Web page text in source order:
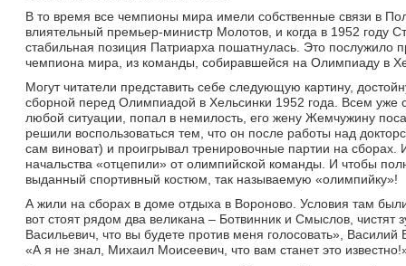
B то время все чемпионы мира имели собственные связи в
влиятельный премьер-министр Молотов, и когда в 1952 году
стабильная позиция Патриарха пошатнулась. Это послужило
чемпиона мира, из команды, собиравшейся на Олимпиаду в
Могут читатели представить себе следующую картину,
сборной перед Олимпиадой в Хельсинки 1952 года. Всем уже
любой ситуации, попал в немилость, его жену Жемчужину
решили воспользоваться тем, что он после работы над
сам виноват) и проигрывал тренировочные партии на
начальства «отцепили» от олимпийской команды. И чтобы
выданный спортивный костюм, так называемую «олимпийку»!
А жили на сборах в доме отдыха в Вороново. Условия там
вот стоят рядом два великана – Ботвинник и Смыслов,
Васильевич, что вы будете против меня голосовать»,
«А я не знал, Михаил Моисеевич, что вам станет это